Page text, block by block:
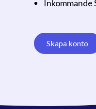
Inkommande
Skapa konto